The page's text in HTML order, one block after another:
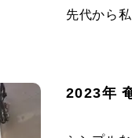
先代から
2023年